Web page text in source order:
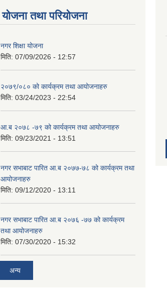
योजना तथा परियोजना
नगर शिक्षा योजना
मिति: 07/09/2026 - 12:57
२०७९/०८० को कार्यक्रम तथा आयोजनाहरु
मिति: 03/24/2023 - 22:54
आ.ब २०७८ -७९ को कार्यक्रम तथा आयोजनाहरु
मिति: 09/23/2021 - 13:51
नगर सभाबाट पारित आ.ब २०७७-७८ को कार्यक्रम तथा
आयोजनाहरु
मिति: 09/12/2020 - 13:11
नगर सभाबाट पारित आ.ब २०७६ -७७ को कार्यक्रम
तथा आयोजनाहरु
मिति: 07/30/2020 - 15:32
अन्य